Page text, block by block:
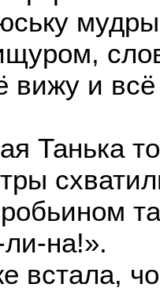
вижу и
Танька
на!».